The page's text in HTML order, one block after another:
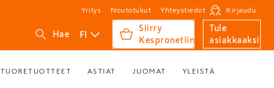
Yritys Noutotukut Yhteystiedot Kirjaudu
Hae FI
Siirry
Kespronetiin
Tule
asiakkaaksi
TUORETUOTTEET ASTIAT JUOMAT YLEISTÄ